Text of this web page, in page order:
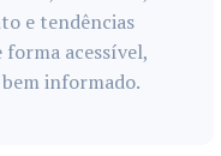
e tendências
forma acessível,
informado.